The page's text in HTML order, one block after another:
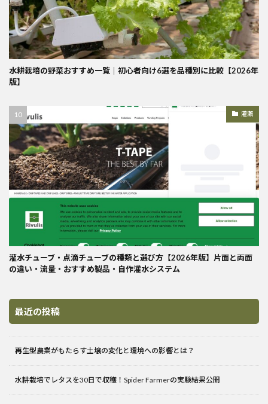
水耕栽培の野菜おすすめ一覧｜初心者向け6選を品種別に比較【2026年
版】
灌漑
灌水チューブ・点滴チューブの種類と選び方【2026年版】片面と両面
の違い・流量・おすすめ製品・自作灌水システム
最近の投稿
再生型農業がもたらす土壌の変化と環境への影響とは？
水耕栽培でレタスを30日で収穫！Spider Farmerの実験結果公開